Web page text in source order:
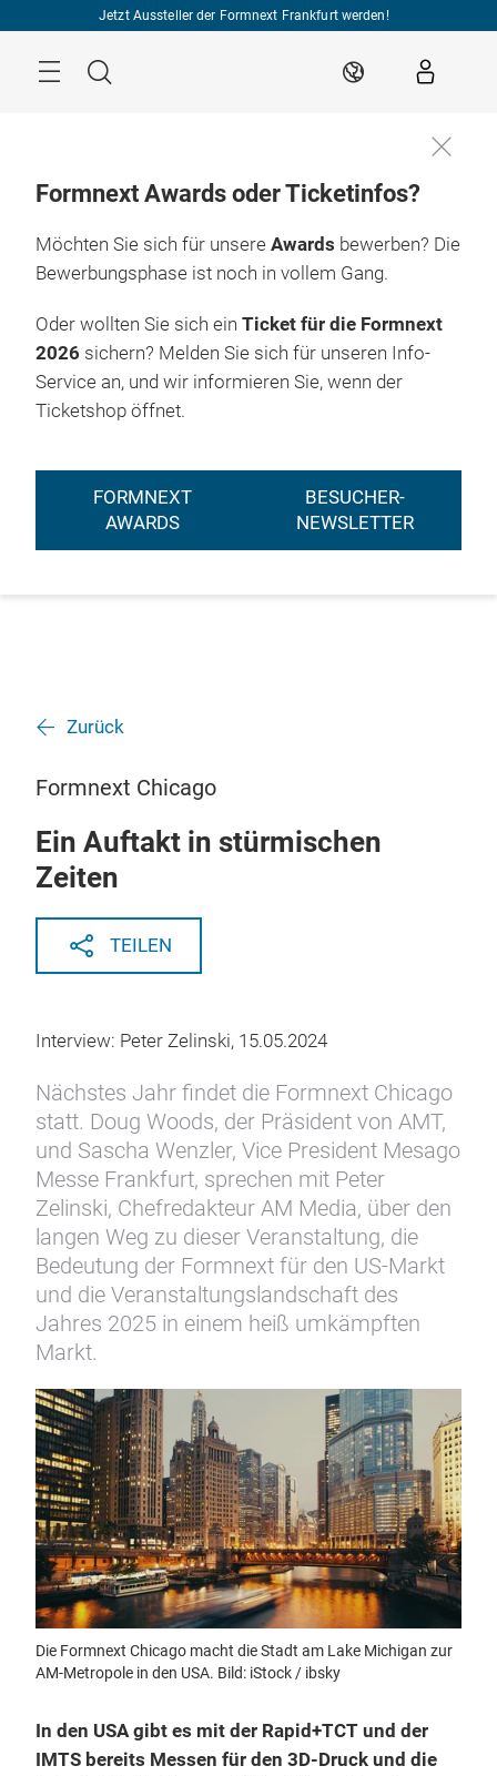
Jetzt Aussteller der Formnext Frankfurt werden!
Suche DE
Formnext Awards oder Ticketinfos?
Möchten Sie sich für unsere Awards bewerben? Die
Bewerbungsphase ist noch in vollem Gang.
Oder wollten Sie sich ein Ticket für die Formnext
2026 sichern? Melden Sie sich für unseren Info-
Service an, und wir informieren Sie, wenn der
Ticketshop öffnet.
FORMNEXT
AWARDS
BESUCHER-
NEWSLETTER
Zurück
Formnext Chicago
Ein Auftakt in stürmischen
Zeiten
TEILEN
Interview: Peter Zelinski, 15.05.2024
Nächstes Jahr findet die Formnext Chicago
statt. Doug Woods, der Präsident von AMT,
und Sascha Wenzler, Vice President Mesago
Messe Frankfurt, sprechen mit Peter
Zelinski, Chefredakteur AM Media, über den
langen Weg zu dieser Veranstaltung, die
Bedeutung der Formnext für den US-Markt
und die Veranstaltungslandschaft des
Jahres 2025 in einem heiß umkämpften
Markt.
Die Formnext Chicago macht die Stadt am Lake Michigan zur
AM-Metropole in den USA. Bild: iStock / ibsky
In den USA gibt es mit der Rapid+TCT und der
IMTS bereits Messen für den 3D-Druck und die